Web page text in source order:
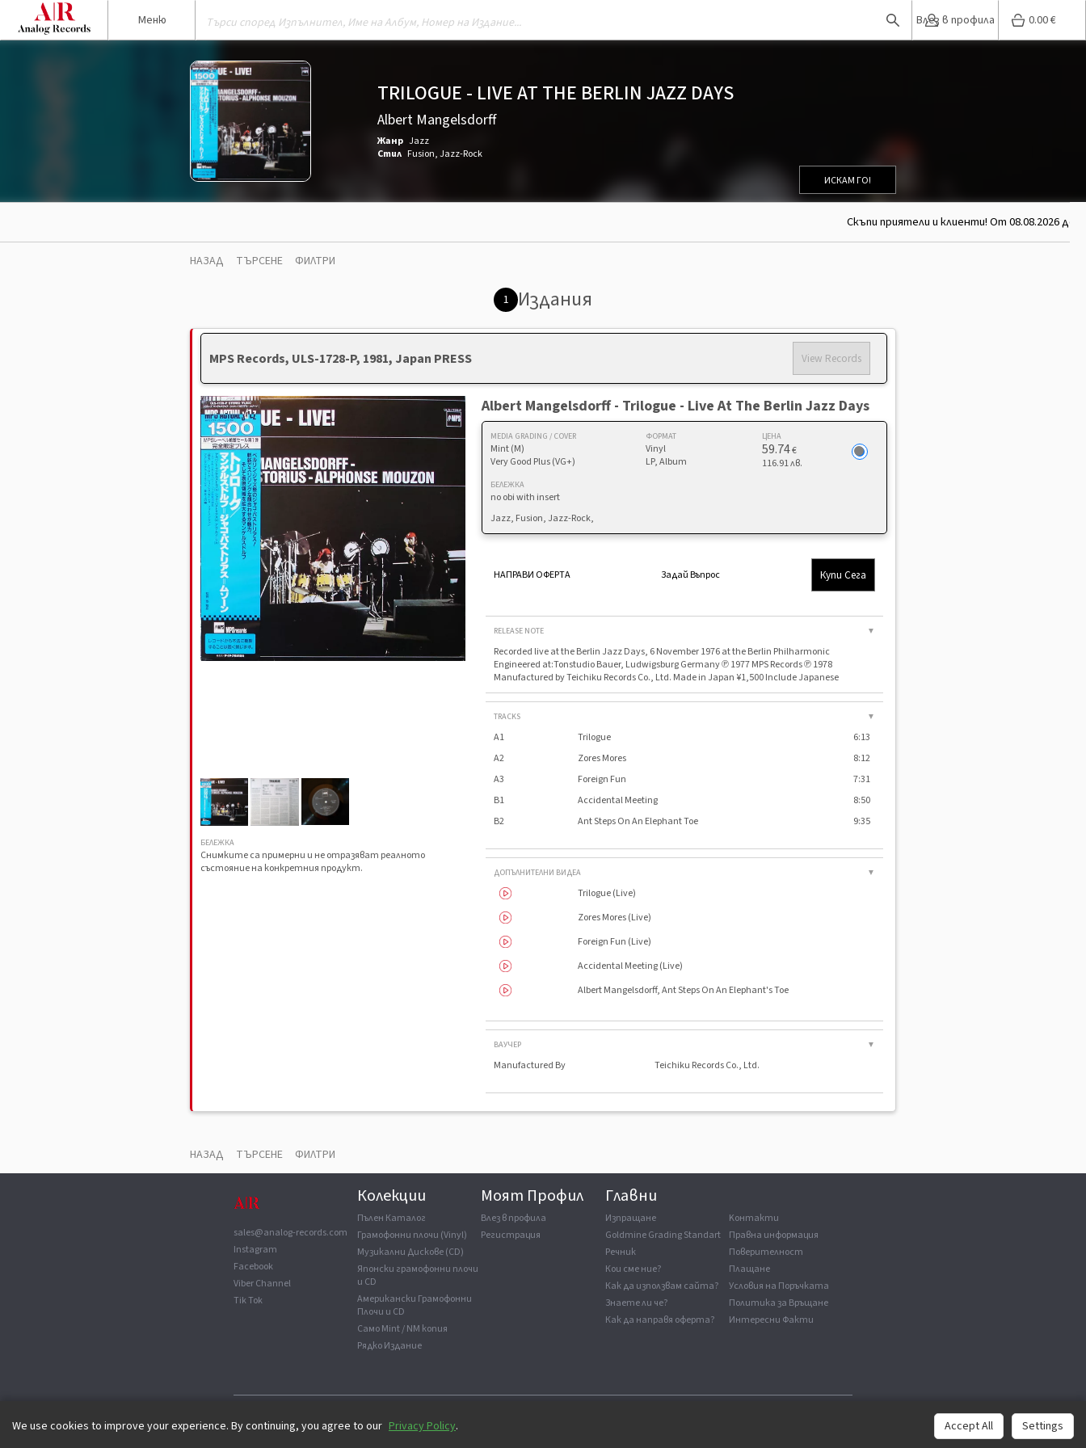
Меню Влез в профила 0.00€
TRILOGUE - LIVE AT THE BERLIN JAZZ DAYS
Albert Mangelsdorff
Жанр Jazz
Стил Fusion,Jazz-Rock
ИСКАМ ГО!
Скъпи приятели и клиенти! От 08.08.2026 до
НАЗАД ТЪРСЕНЕ ФИЛТРИ
1 Издания
MPS Records, ULS-1728-P, 1981, Japan PRESS View Records
БЕЛЕЖКА
Снимките са примерни и не отразяват реалното
състояние на конкретния продукт.
Albert Mangelsdorff - Trilogue - Live At The Berlin Jazz Days
MEDIA GRADING / COVER
Mint (M)
Very Good Plus (VG+)
ФОРМАТ
Vinyl
LP, Album
ЦЕНА
59.74€
116.91 лв.
БЕЛЕЖКА
no obi with insert
Jazz, Fusion, Jazz-Rock,
НАПРАВИ ОФЕРТА Задай Въпрос Купи Сега
RELEASE NOTE ▼
Recorded live at the Berlin Jazz Days, 6 November 1976 at the Berlin Philharmonic
Engineered at:Tonstudio Bauer, Ludwigsburg Germany ℗ 1977 MPS Records ℗ 1978
Manufactured by Teichiku Records Co., Ltd. Made in Japan ¥1,500 Include Japanese
TRACKS ▼
A1 Trilogue
6:13
A2
Zores Mores
8:12
A3
Foreign Fun
7:31
B1
Accidental Meeting
8:50
B2
Ant Steps On An Elephant Toe 9:35
ДОПЪЛНИТЕЛНИ ВИДЕА ▼
Trilogue (Live)
Zores Mores (Live)
Foreign Fun (Live)
Accidental Meeting (Live)
Albert Mangelsdorff, Ant Steps On An Elephant's Toe
ВАУЧЕР ▼
Manufactured By Teichiku Records Co., Ltd.
НАЗАД ТЪРСЕНЕ ФИЛТРИ
sales@analog-records.com
Instagram
Facebook
Viber Channel
Tik Tok
Колекции
Пълен Каталог
Грамофонни плочи (Vinyl)
Музикални Дискове (CD)
Японски грамофонни плочи
и CD
Американски Грамофонни
Плочи и CD
Само Mint / NM копия
Рядко Издание
Моят Профил
Влез в профила
Регистрация
Главни
Изпращане
Goldmine Grading Standart
Речник
Кои сме ние?
Как да използвам сайта?
Знаете ли че?
Как да направя оферта?
Kонтакти
Правна информация
Поверителност
Плащане
Условия на Поръчката
Политика за Връщане
Интересни Факти
analog-records.com. Всички права са запазени.
We use cookies to improve your experience. By continuing, you agree to our Privacy Policy. Accept All Settings